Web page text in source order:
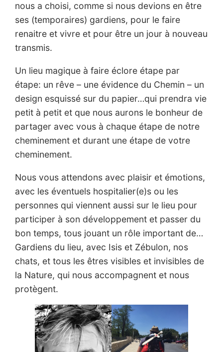
nous a choisi, comme si nous devions en être
ses (temporaires) gardiens, pour le faire
renaitre et vivre et pour être un jour à nouveau
transmis.
Un lieu magique à faire éclore étape par
étape: un rêve – une évidence du Chemin – un
design esquissé sur du papier…qui prendra vie
petit à petit et que nous aurons le bonheur de
partager avec vous à chaque étape de notre
cheminement et durant une étape de votre
cheminement.
Nous vous attendons avec plaisir et émotions,
avec les éventuels hospitalier(e)s ou les
personnes qui viennent aussi sur le lieu pour
participer à son développement et passer du
bon temps, tous jouant un rôle important de…
Gardiens du lieu, avec Isis et Zébulon, nos
chats, et tous les êtres visibles et invisibles de
la Nature, qui nous accompagnent et nous
protègent.